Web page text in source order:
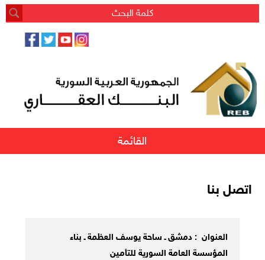
القائمة
اتصل بنا
العنوان : دمشق ـ ساحة يوسف العظمة ـ بناء
المؤسسة العامة السورية للتأمين